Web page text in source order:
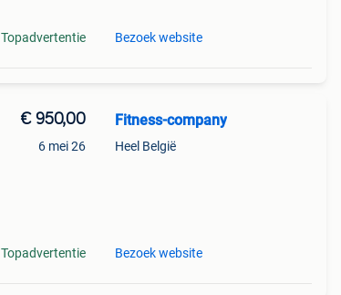
Topadvertentie Bezoek website
€ 950,00
6 mei 26
Topadvertentie
Fitness-company
Heel België
Bezoek website